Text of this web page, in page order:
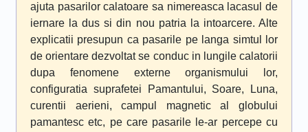
ajuta pasarilor calatoare sa nimereasca lacasul de
iernare la dus si din nou patria la intoarcere. Alte
explicatii presupun ca pasarile pe langa simtul lor
de orientare dezvoltat se conduc in lungile calatorii
dupa fenomene externe organismului lor,
configuratia suprafetei Pamantului, Soare, Luna,
curentii aerieni, campul magnetic al globului
pamantesc etc, pe care pasarile le-ar percepe cu